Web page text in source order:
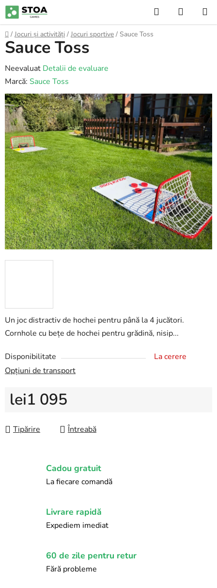
Treci
la
conținut
Căutare
DE
Acasă
/ Jocuri și activități / Jocuri sportive / Sauce Toss
Un joc distractiv de hochei pentru până la 4 jucători.
Cornhole cu bețe de hochei pentru grădină, nisip...
Disponibilitate
La cerere
Opțiuni de transport
lei1 095
Tipărire
Întreabă
Sauce Toss
Evaluarea
medie
a
produsului
este
0,0
din
5
stele.
Neevaluat Detalii de evaluare
Marcă: Sauce Toss
Cadou gratuit
La fiecare comandă
Livrare rapidă
Expediem imediat
60 de zile pentru retur
Fără probleme